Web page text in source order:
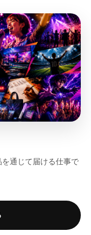
通じて届ける仕事で